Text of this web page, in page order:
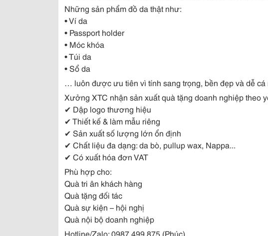
Những sản phẩm đồ da thật như:
• Ví da
• Passport holder
• Móc khóa
• Túi da
• Sổ da
… luôn được ưu tiên vì tính sang trọng, bền đẹp và dễ
Xưởng XTC nhận sản xuất quà tặng doanh nghiệp theo
✔ Dập logo thương hiệu
✔ Thiết kế & làm mẫu riêng
✔ Sản xuất số lượng lớn ổn định
✔ Chất liệu đa dạng: da bò, pullup wax, Nappa...
✔ Có xuất hóa đơn VAT
Phù hợp cho:
Quà tri ân khách hàng
Quà tặng đối tác
Quà sự kiện – hội nghị
Quà nội bộ doanh nghiệp
Hotline/Zalo: 0987.499.875 (Phúc)